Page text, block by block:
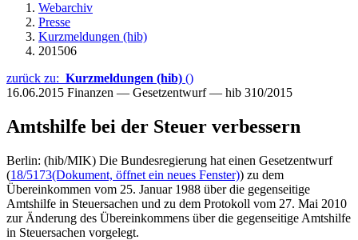
Webarchiv
Presse
Kurzmeldungen (hib)
201506
zurück zu: Kurzmeldungen (hib) ()
16.06.2015 Finanzen — Gesetzentwurf — hib 310/2015
Amtshilfe bei der Steuer verbessern
Berlin: (hib/MIK) Die Bundesregierung hat einen Gesetzentwurf
(18/5173(Dokument, öffnet ein neues Fenster)) zu dem
Übereinkommen vom 25. Januar 1988 über die gegenseitige
Amtshilfe in Steuersachen und zu dem Protokoll vom 27. Mai 2010
zur Änderung des Übereinkommens über die gegenseitige Amtshilfe
in Steuersachen vorgelegt.